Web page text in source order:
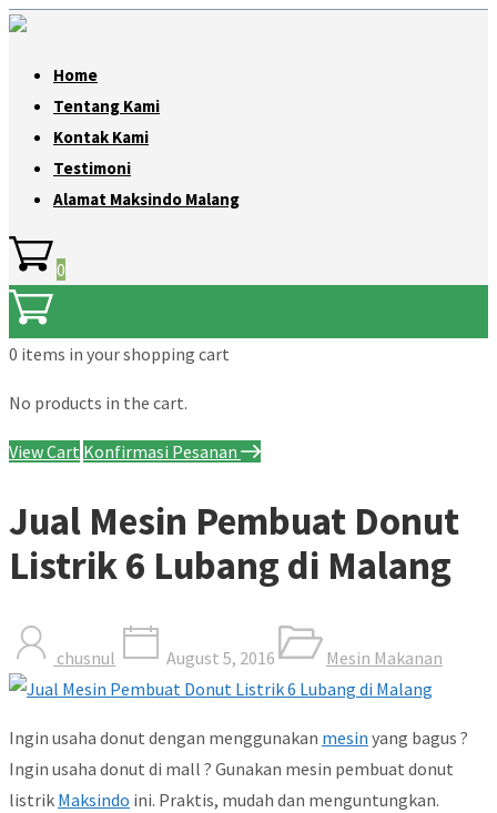
Home
Tentang Kami
Kontak Kami
Testimoni
Alamat Maksindo Malang
0
0 items in your shopping cart
No products in the cart.
View Cart Konfirmasi Pesanan
Jual Mesin Pembuat Donut
Listrik 6 Lubang di Malang
chusnul August 5, 2016 Mesin Makanan
Ingin usaha donut dengan menggunakan mesin yang bagus ?
Ingin usaha donut di mall ? Gunakan mesin pembuat donut
listrik Maksindo ini. Praktis, mudah dan menguntungkan.